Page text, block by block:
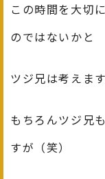
この時間を大切
のではないかと
ツジ兄は考えます
もちろんツジ兄
すが（笑）